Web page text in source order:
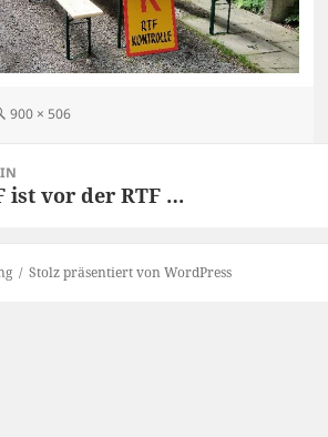
Originalgröße
900 × 506
ist vor der RTF …
Stolz präsentiert von WordPress